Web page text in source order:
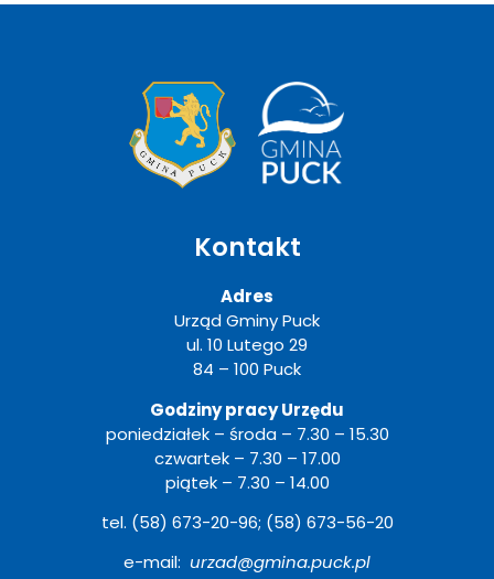
Kontakt
Adres
Urząd Gminy Puck
ul. 10 Lutego 29
84 – 100 Puck
Godziny pracy Urzędu
poniedziałek – środa – 7.30 – 15.30
czwartek – 7.30 – 17.00
piątek – 7.30 – 14.00
tel. (58) 673-20-96; (58) 673-56-20
e-mail: urzad@gmina.puck.pl